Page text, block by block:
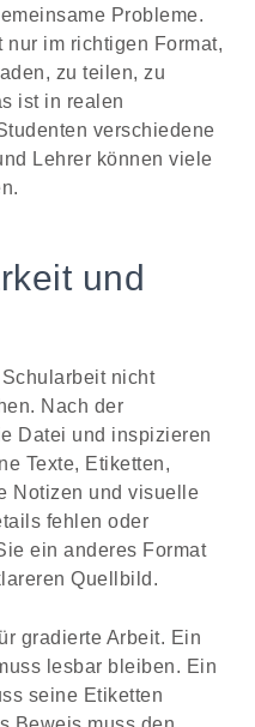
Probleme.
im richtigen Format,
zu teilen, zu
ist in realen
verschiedene
Lehrer können viele
und
nicht
Nach der
Datei und inspizieren
Texte, Etiketten,
Notizen und visuelle
fehlen oder
ein anderes Format
Quellbild.
gradierte Arbeit. Ein
lesbar bleiben. Ein
seine Etiketten